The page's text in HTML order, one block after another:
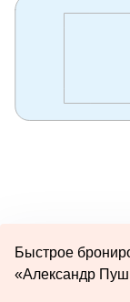
Быстрое
«Александр